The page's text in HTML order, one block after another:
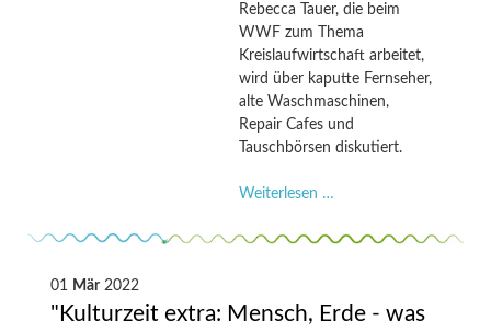
Rebecca Tauer, die beim
WWF zum Thema
Kreislaufwirtschaft arbeitet,
wird über kaputte Fernseher,
alte Waschmaschinen,
Repair Cafes und
Tauschbörsen diskutiert.
Weiterlesen …
Technik.
wie
01 Mär2022
"Kulturzeit extra: Mensch, Erde - was